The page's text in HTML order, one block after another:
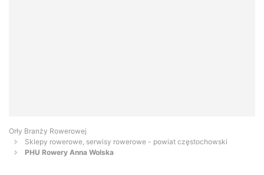
Orły Branży Rowerowej
Sklepy rowerowe, serwisy rowerowe - powiat częstochowski
PHU Rowery Anna Wolska